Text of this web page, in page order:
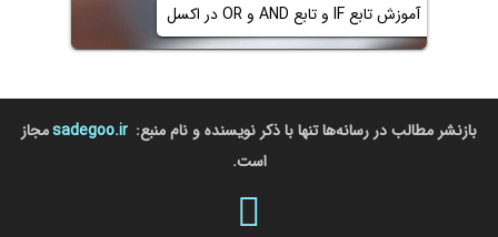
آموزش تابع IF و تابع AND و OR در اکسل
بازنشر مطالب در رسانه‌ها تنها با ذکر نویسنده و نام منبع: sadegoo.irمجاز
است.